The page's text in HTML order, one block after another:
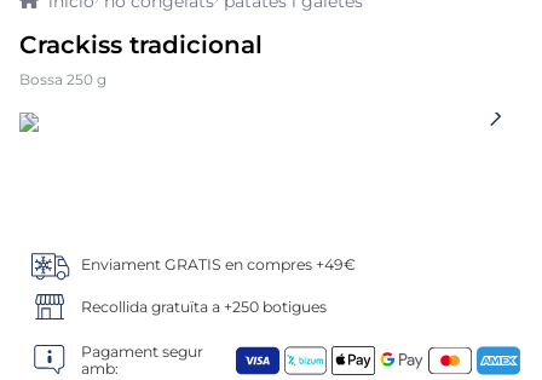
Crackiss tradicional
Bossa 250 g
Enviament GRATIS en compres +49€
Recollida gratuïta a +250 botigues
Pagament segur
amb:
gelats sirena
3. helados polos
6. calamar sirena
. marisco